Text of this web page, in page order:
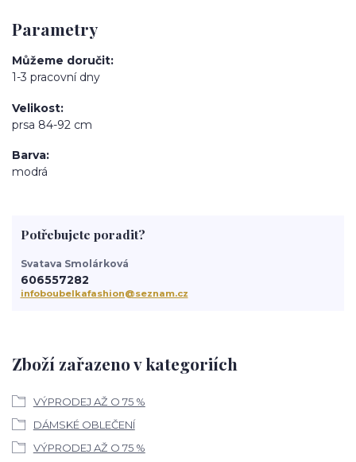
Parametry
Můžeme doručit
1-3 pracovní dny
Velikost
prsa 84-92 cm
Barva
modrá
Zboží zařazeno v kategoriích
VÝPRODEJ AŽ O 75 %
DÁMSKÉ OBLEČENÍ
VÝPRODEJ AŽ O 75 %
Potřebujete poradit?
Svatava Smolárková
606557282
infoboubelkafashion@seznam.cz